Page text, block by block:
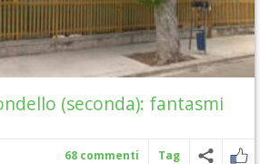
(seconda): fantasmi
68 commenti Tag